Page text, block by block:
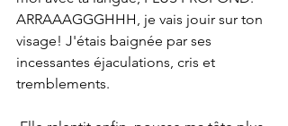
ARRAAAGGGHHH, je vais jouir sur ton
visage! J'étais baignée par ses
incessantes éjaculations, cris et
tremblements.